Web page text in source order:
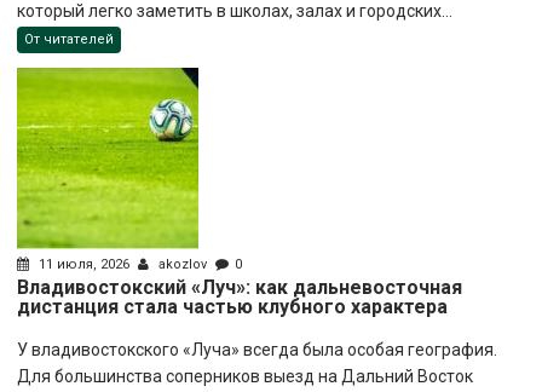
который легко заметить в школах, залах и городских...
От читателей
11 июля, 2026 akozlov 0
Владивостокский «Луч»: как дальневосточная
дистанция стала частью клубного характера
У владивостокского «Луча» всегда была особая география.
Для большинства соперников выезд на Дальний Восток